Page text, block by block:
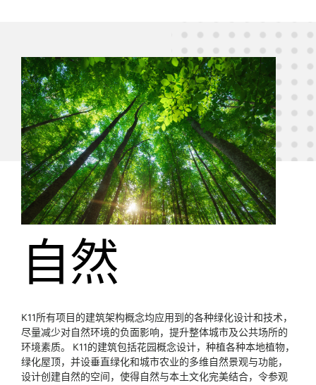
自然
K11所有项目的建筑架构概念均应用到的各种绿化设计和技术，
尽量减少对自然环境的负面影响，提升整体城市及公共场所的
环境素质。 K11的建筑包括花园概念设计，种植各种本地植物，
绿化屋顶，并设垂直绿化和城市农业的多维自然景观与功能，
设计创建自然的空间，使得自然与本土文化完美结合，令参观